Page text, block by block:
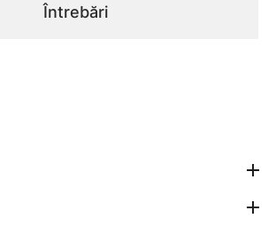
Întrebări